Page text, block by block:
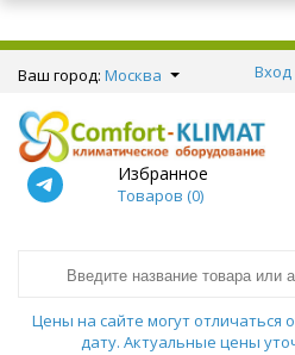
Ваш город: Москва Вход
Избранное
Товаров (0)
Цены на сайте могут отличаться
дату. Актуальные цены